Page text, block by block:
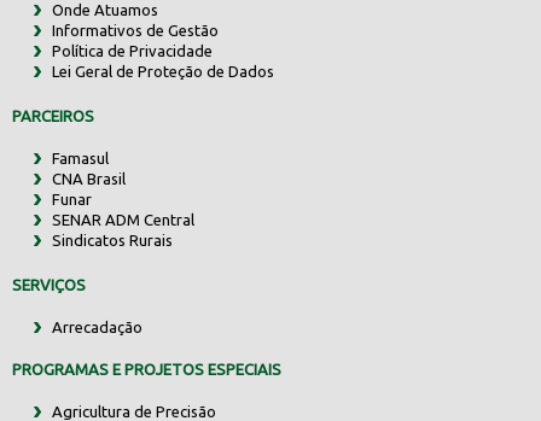
Onde Atuamos
Informativos de Gestão
Política de Privacidade
Lei Geral de Proteção de Dados
PARCEIROS
Famasul
CNA Brasil
Funar
SENAR ADM Central
Sindicatos Rurais
SERVIÇOS
Arrecadação
PROGRAMAS E PROJETOS ESPECIAIS
Agricultura de Precisão